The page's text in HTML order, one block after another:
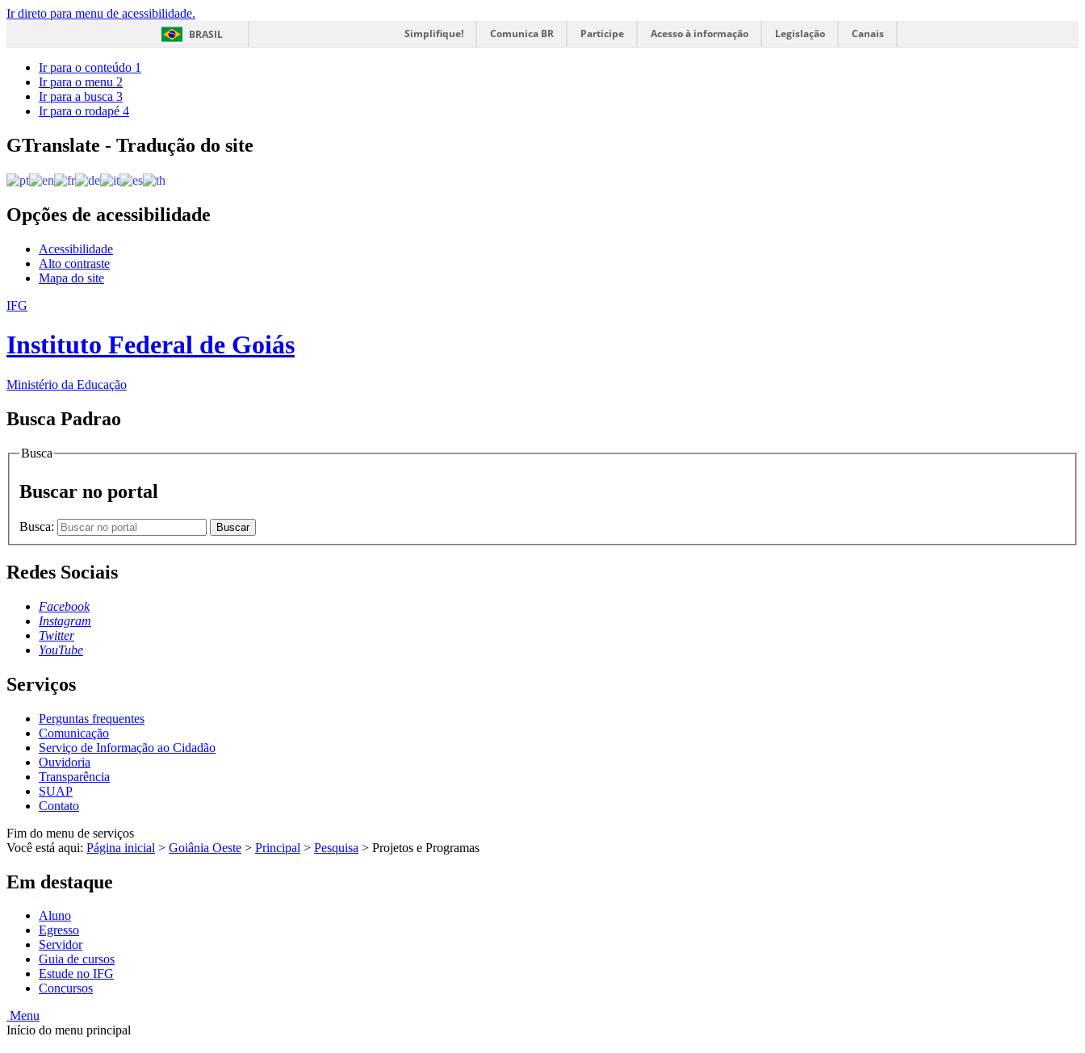
Ir direto para menu de acessibilidade.
BRASIL
Simplifique! Comunica BR Participe Acesso à informação Legislação Canais
Ir para o conteúdo 1
Ir para o menu 2
Ir para a busca 3
Ir para o rodapé 4
GTranslate - Tradução do site
Opções de acessibilidade
Acessibilidade
Alto contraste
Mapa do site
IFG
Instituto Federal de Goiás
Ministério da Educação
Busca Padrao
Busca
Buscar no portal
Busca: Buscar
Redes Sociais
Facebook
Instagram
Twitter
YouTube
Serviços
Perguntas frequentes
Comunicação
Serviço de Informação ao Cidadão
Ouvidoria
Transparência
SUAP
Contato
Fim do menu de serviços
Você está aqui: Página inicial > Goiânia Oeste > Principal > Pesquisa > Projetos e Programas
Em destaque
Aluno
Egresso
Servidor
Guia de cursos
Estude no IFG
Concursos
Menu
Início do menu principal